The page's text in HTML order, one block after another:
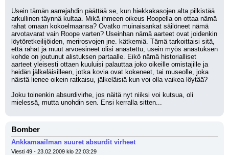
Usein tämän aarrejahdin päättää se, kun hiekkakasojen alta pilkistää
arkullinen täynnä kultaa. Mikä ihmeen oikeus Roopella on ottaa nämä
rahat omaan kokoelmaansa? Ovatko muinaisankat säilöneet nämä
arvotavarat vain Roope varten? Useinhan nämä aarteet ovat joidenkin
löytöretkeilijöiden, merirosvojen jne. kätkemiä. Tämä tarkoittaisi sitä,
että rahat ja muut arvoesineet olisi anastettu, usein myös anastuksen
kohde on joutunut alistuksen partaalle. Eikö nämä historialliset
aarteet yleisesti ottaen kuuluisi palauttaa joko oikeille omistajille ja
heidän jälkeläisilleen, jotka kovia ovat kokeneet, tai museolle, joka
näistä lienee oikein ratkaisu, jälkeläisiä kun voi olla vaikea löytää?
Joku toinenkin absurdivirhe, jos näitä nyt niiksi voi kutsua, oli
mielessä, mutta unohdin sen. Ensi kerralla sitten...
Bomber
Ankkamaailman suuret absurdit virheet
Viesti 49 - 23.02.2009 klo 22:03:29